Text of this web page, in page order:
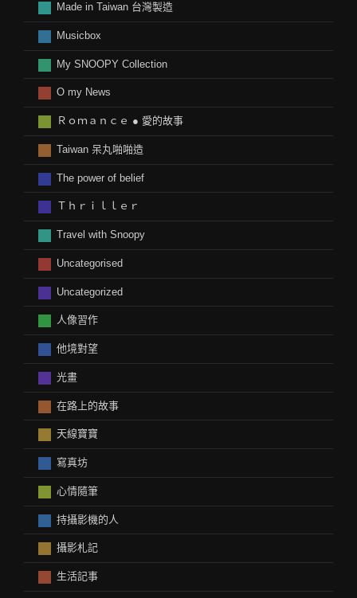
Made in Taiwan 台灣製造
Musicbox
My SNOOPY Collection
O my News
Ｒｏｍａｎｃｅ ● 愛的故事
Taiwan 呆丸啪啪造
The power of belief
Ｔｈｒｉｌｌｅｒ
Travel with Snoopy
Uncategorised
Uncategorized
人像習作
他境對望
光畫
在路上的故事
天線寶寶
寫真坊
心情隨筆
持攝影機的人
攝影札記
生活記事